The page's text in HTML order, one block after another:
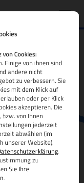
Cookies:
Einige von ihnen sind
andere nicht
zu verbessern. Sie
mit dem Klick auf
erlauben oder per Klick
akzeptieren. Die
von Ihnen
jederzeit
abwählen (im
unserer Website).
.
zu
Sie Ihre